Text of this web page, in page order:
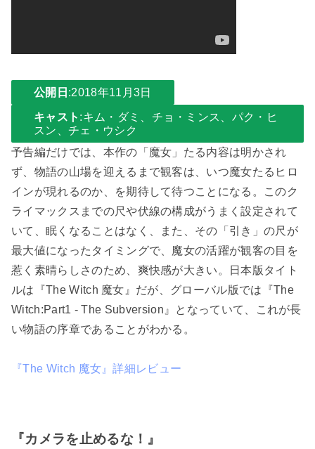
公開日 :2018年11月3日
キャスト :キム・ダミ、チョ・ミンス、パク・ヒ
スン、チェ・ウシク
予告編だけでは、本作の「魔女」たる内容は明かされ
ず、物語の山場を迎えるまで観客は、いつ魔女たるヒロ
インが現れるのか、を期待して待つことになる。このク
ライマックスまでの尺や伏線の構成がうまく設定されて
いて、眠くなることはなく、また、その「引き」の尺が
最大値になったタイミングで、魔女の活躍が観客の目を
惹く素晴らしさのため、爽快感が大きい。日本版タイト
ルは『The Witch 魔女』だが、グローバル版では『The
Witch:Part1 - The Subversion』となっていて、これが長
い物語の序章であることがわかる。
『The Witch 魔女』詳細レビュー
『カメラを止めるな！』